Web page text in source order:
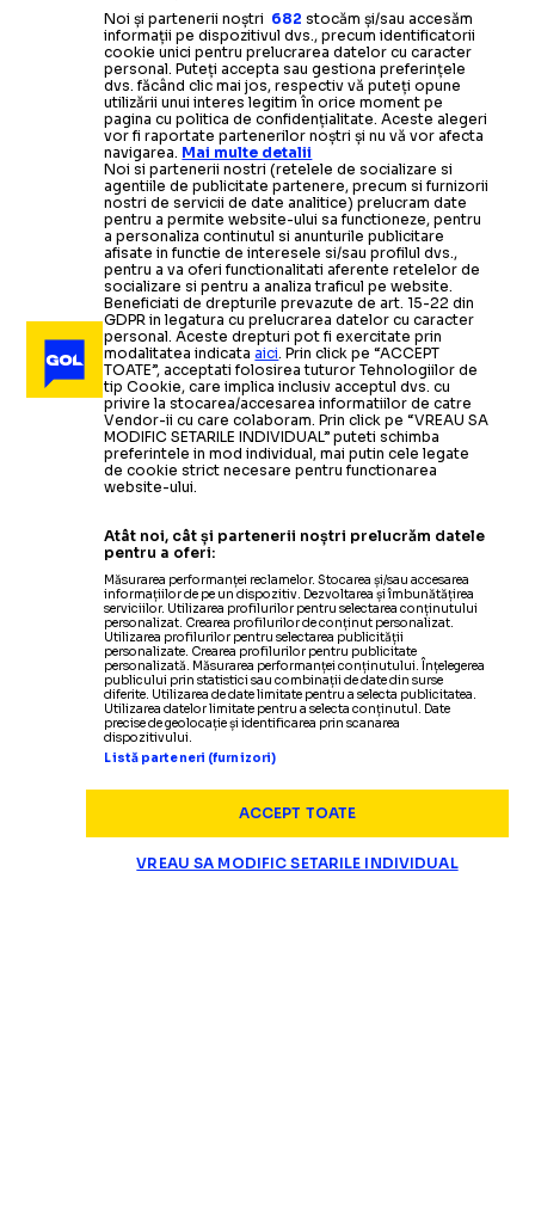
Noi și partenerii noștri 682 stocăm și/sau accesăm
informații pe dispozitivul dvs., precum identificatorii
cookie unici pentru prelucrarea datelor cu caracter
personal. Puteți accepta sau gestiona preferințele
dvs. făcând clic mai jos, respectiv vă puteți opune
utilizării unui interes legitim în orice moment pe
pagina cu politica de confidențialitate. Aceste alegeri
vor fi raportate partenerilor noștri și nu vă vor afecta
navigarea. Mai multe detalii
Noi si partenerii nostri (retelele de socializare si
agentiile de publicitate partenere, precum si furnizorii
nostri de servicii de date analitice) prelucram date
pentru a permite website-ului sa functioneze, pentru
a personaliza continutul si anunturile publicitare
afisate in functie de interesele si/sau profilul dvs.,
pentru a va oferi functionalitati aferente retelelor de
socializare si pentru a analiza traficul pe website.
Beneficiati de drepturile prevazute de art. 15-22 din
GDPR in legatura cu prelucrarea datelor cu caracter
personal. Aceste drepturi pot fi exercitate prin
modalitatea indicataaici. Prin click pe “ACCEPT
TOATE”, acceptati folosirea tuturor Tehnologiilor de
tip Cookie, care implica inclusiv acceptul dvs. cu
privire la stocarea/accesarea informatiilor de catre
Vendor-ii cu care colaboram. Prin click pe “VREAU SA
MODIFIC SETARILE INDIVIDUAL” puteti schimba
preferintele in mod individual, mai putin cele legate
de cookie strict necesare pentru functionarea
website-ului.
Atât noi, cât și partenerii noștri prelucrăm datele
pentru a oferi:
Măsurarea performanței reclamelor. Stocarea și/sau accesarea
informațiilor de pe un dispozitiv. Dezvoltarea și îmbunătățirea
serviciilor. Utilizarea profilurilor pentru selectarea conținutului
personalizat. Crearea profilurilor de conținut personalizat.
Utilizarea profilurilor pentru selectarea publicității
personalizate. Crearea profilurilor pentru publicitate
personalizată. Măsurarea performanței conținutului. Înțelegerea
publicului prin statistici sau combinații de date din surse
diferite. Utilizarea de date limitate pentru a selecta publicitatea.
Utilizarea datelor limitate pentru a selecta conținutul. Date
precise de geolocație și identificarea prin scanarea
dispozitivului.
Listă parteneri (furnizori)
ACCEPT TOATE
VREAU SA MODIFIC SETARILE INDIVIDUAL